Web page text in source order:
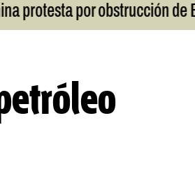
por obstrucción de